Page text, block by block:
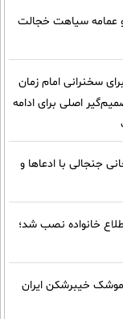
عمامه سیاهت خجالت
سخنرانی امام زمان
اصلی برای ادامه
جنجالی با ادعاها و
خانواده نصب شد؛
خیبرشکن ایران